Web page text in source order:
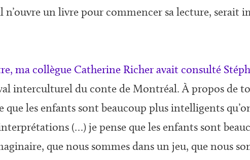
n’ouvre un livre pour commencer sa lecture, serait
ma collègue Catherine Richer avait consulté
interculturel du conte de Montréal. À propos de
que les enfants sont beaucoup plus intelligents
(…) je pense que les enfants sont
que nous sommes dans un jeu, que nous